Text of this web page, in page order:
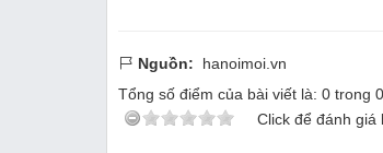
Nguồn: hanoimoi.vn
Tổng số điểm của bài viết là: 0 trong 0
Click để đánh giá